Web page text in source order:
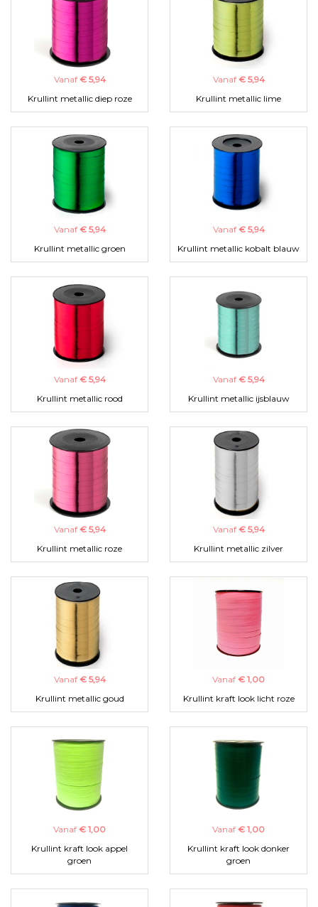
Vanaf € 5,94
Krullint metallic diep roze
Vanaf € 5,94
Krullint metallic lime
Vanaf € 5,94
Krullint metallic groen
Vanaf € 5,94
Krullint metallic kobalt blauw
Vanaf € 5,94
Krullint metallic rood
Vanaf € 5,94
Krullint metallic ijsblauw
Vanaf € 5,94
Krullint metallic roze
Vanaf € 5,94
Krullint metallic zilver
Vanaf € 5,94
Krullint metallic goud
Vanaf € 1,00
Krullint kraft look licht roze
Vanaf € 1,00
Krullint kraft look appel
groen
Vanaf € 1,00
Krullint kraft look donker
groen